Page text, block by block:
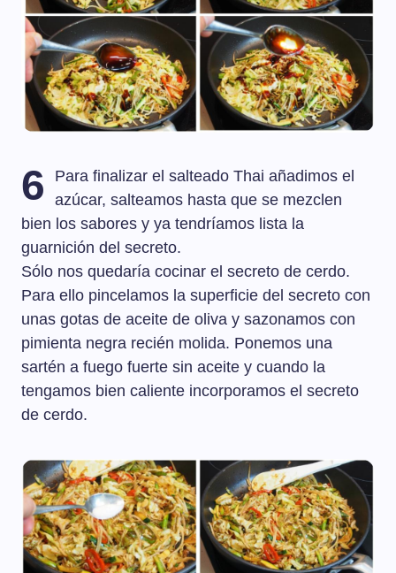
6
Para finalizar el salteado Thai añadimos el
azúcar, salteamos hasta que se mezclen
bien los sabores y ya tendríamos lista la
guarnición del secreto.
Sólo nos quedaría cocinar el secreto de cerdo.
Para ello pincelamos la superficie del secreto con
unas gotas de aceite de oliva y sazonamos con
pimienta negra recién molida. Ponemos una
sartén a fuego fuerte sin aceite y cuando la
tengamos bien caliente incorporamos el secreto
de cerdo.